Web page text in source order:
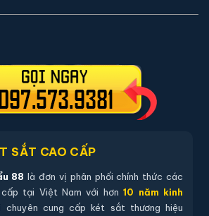
đến trang checkout. Ở trang check
thông tin sản phẩm 1 lần nữa. Nếu
chính xác bạn tiếp tục ấn thanh
có thể hỗ trợ bạn. Sau đó ấn submit
sắt nhập khẩu 88 sẽ gọi lại xác nhận
cũng như giao hàng theo yêu cầu
SẮT CAO CẤP
88 là đơn vị phân phối chính thức các
tại Việt Nam với hơn10 năm kinh
chuyên cung cấp két sắt thương hiệu